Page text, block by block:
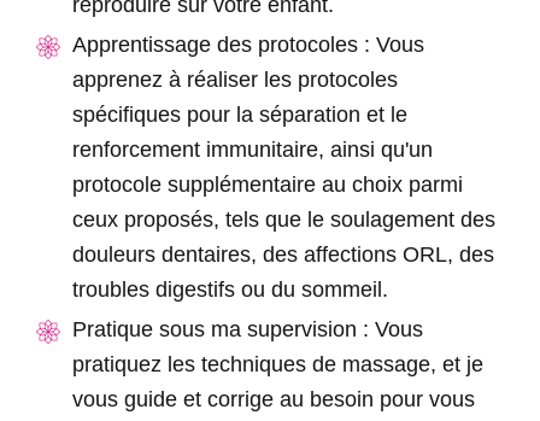
reproduire sur votre enfant.
Apprentissage des protocoles : Vous
apprenez à réaliser les protocoles
spécifiques pour la séparation et le
renforcement immunitaire, ainsi qu'un
protocole supplémentaire au choix parmi
ceux proposés, tels que le soulagement des
douleurs dentaires, des affections ORL, des
troubles digestifs ou du sommeil.
Pratique sous ma supervision : Vous
pratiquez les techniques de massage, et je
vous guide et corrige au besoin pour vous